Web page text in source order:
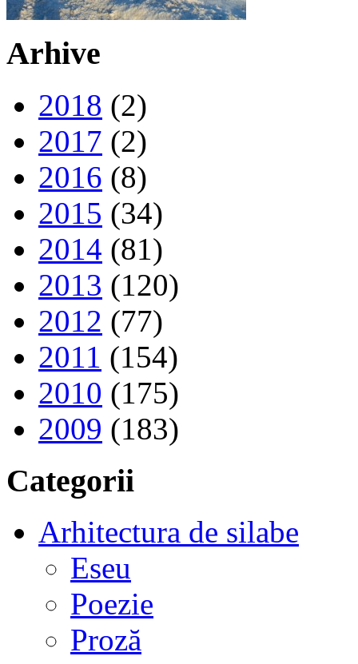
Arhive
2018 (2)
2017 (2)
2016 (8)
2015 (34)
2014 (81)
2013 (120)
2012 (77)
2011 (154)
2010 (175)
2009 (183)
Categorii
Arhitectura de silabe
Eseu
Poezie
Proză